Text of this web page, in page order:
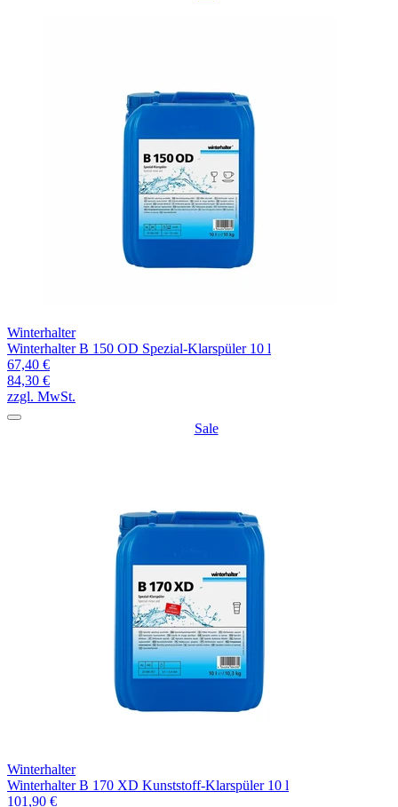
Winterhalter
Winterhalter B 150 OD Spezial-Klarspüler 10 l
67,40 €
84,30 €
zzgl. MwSt.
Sale
Winterhalter
Winterhalter B 170 XD Kunststoff-Klarspüler 10 l
101,90 €